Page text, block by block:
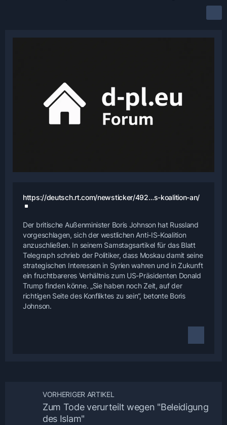
https://deutsch.rt.com/newsticker/492…s-koalition-an/
Der britische Außenminister Boris Johnson hat Russland
vorgeschlagen, sich der westlichen Anti-IS-Koalition
anzuschließen. In seinem Samstagsartikel für das Blatt
Telegraph schrieb der Politiker, dass Moskau damit seine
strategischen Interessen in Syrien wahren und in Zukunft
ein fruchtbareres Verhältnis zum US-Präsidenten Donald
Trump finden könne. „Sie haben noch Zeit, auf der
richtigen Seite des Konfliktes zu sein“, betonte Boris
Johnson.
VORHERIGER ARTIKEL
Zum Tode verurteilt wegen "Beleidigung
des Islam"